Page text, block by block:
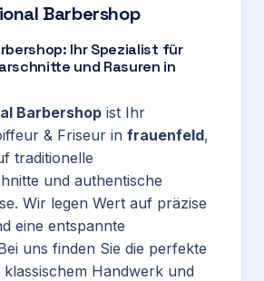
Barbershop
Ihr Spezialist für
und Rasuren in
Barbershop ist Ihr
& Friseur in frauenfeld,
traditionelle
und authentische
Wir legen Wert auf präzise
eine entspannte
uns finden Sie die perfekte
Handwerk und